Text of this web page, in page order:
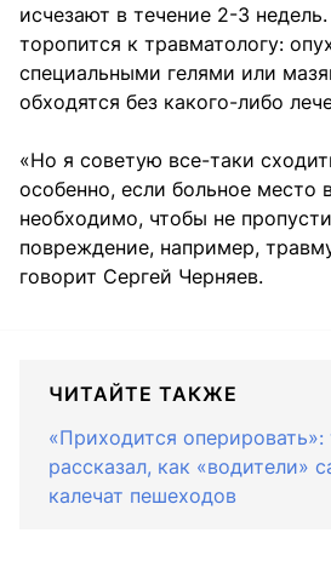
исчезают в течение 2-3
торопится к травматологу:
специальными гелями или
обходятся без какого-либо
«Но я советую все-таки
особенно, если больное место
необходимо, чтобы не
повреждение, например,
говорит Сергей Черняев.
ЧИТАЙТЕ ТАКЖЕ
«Приходится оперировать»:
рассказал, как «водители»
калечат пешеходов